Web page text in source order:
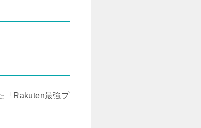
「Rakuten最強プ